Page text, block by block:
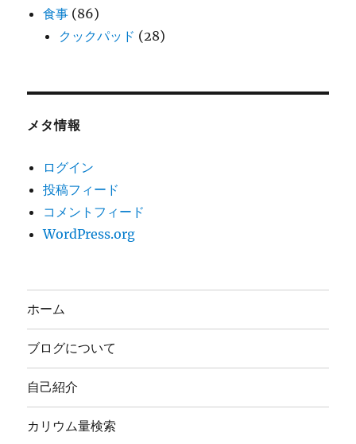
食事 (86)
クックパッド (28)
メタ情報
ログイン
投稿フィード
コメントフィード
WordPress.org
ホーム
ブログについて
自己紹介
カリウム量検索